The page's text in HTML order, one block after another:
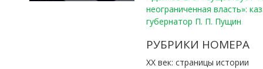
неограниченная власть»:
губернатор П. П. Пущин
РУБРИКИ НОМЕРА
ХХ век: страницы истории